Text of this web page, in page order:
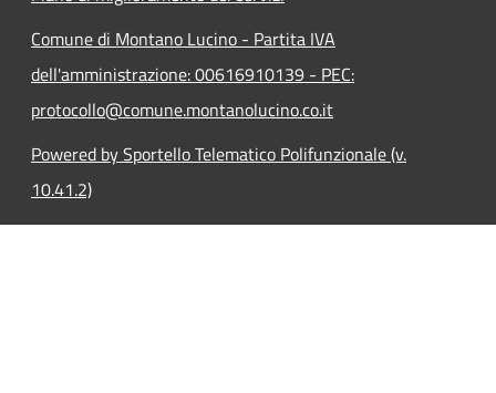
Comune di Montano Lucino - Partita IVA
dell'amministrazione: 00616910139 - PEC:
protocollo@comune.montanolucino.co.it
Powered by Sportello Telematico Polifunzionale (v.
10.41.2)